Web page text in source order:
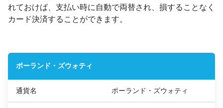
れておけば、支払い時に自動で両替され、損することなく
カード決済することができます。
ポーランド・ズウォティ
通貨名 ポーランド・ズウォティ